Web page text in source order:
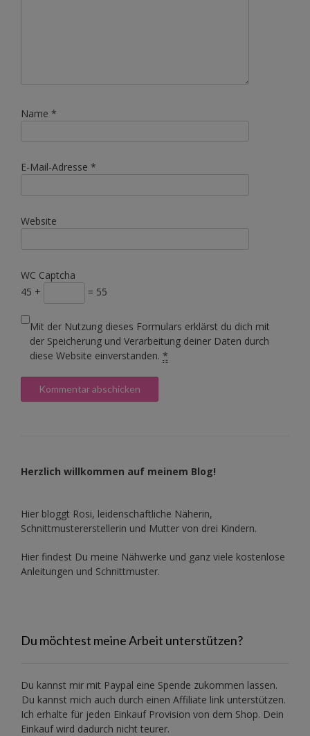
Name *
E-Mail-Adresse *
Website
WC Captcha
45 +
= 55
Mit der Nutzung dieses Formulars erklärst du dich mit
der Speicherung und Verarbeitung deiner Daten durch
diese Website einverstanden. *
Herzlich willkommen auf meinem Blog!
Hier bloggt Rosi, leidenschaftliche Näherin,
Schnittmustererstellerin und Mutter von drei Kindern.
Hier findest Du meine Nähwerke und ganz viele kostenlose
Anleitungen und Schnittmuster.
Du möchtest meine Arbeit unterstützen?
Du kannst mir mit Paypal eine Spende zukommen lassen.
Du kannst mich auch durch einen Affiliate link unterstützen.
Ich erhalte für jeden Einkauf Provision von dem Shop. Dein
Einkauf wird dadurch nicht teurer.